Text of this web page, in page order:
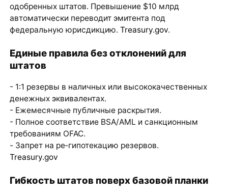
одобренных штатов. Превышение $10 млрд
автоматически переводит эмитента под
федеральную юрисдикцию. Treasury.gov.
Единые правила без отклонений для
штатов
- 1:1 резервы в наличных или высококачественных
денежных эквивалентах.
- Ежемесячные публичные раскрытия.
- Полное соответствие BSA/AML и санкционным
требованиям OFAC.
- Запрет на ре‑гипотекацию резервов.
Treasury.gov
Гибкость штатов поверх базовой планки